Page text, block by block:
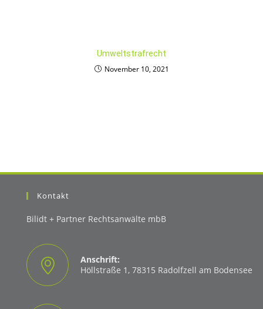
Umweltstrafrecht
November 10, 2021
Kontakt
Bilidt + Partner Rechtsanwälte mbB
Anschrift:
Höllstraße 1, 78315 Radolfzell am Bodensee